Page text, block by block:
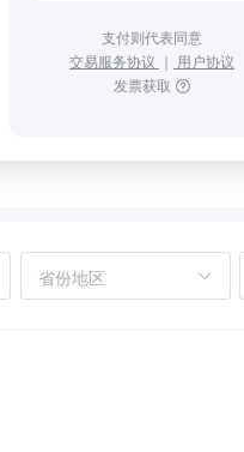
支付则代表同意
交易服务协议 ｜ 用户协议
发票获取
省份地区